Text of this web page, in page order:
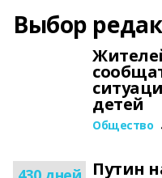
Выбор
детей
Общество
Путин